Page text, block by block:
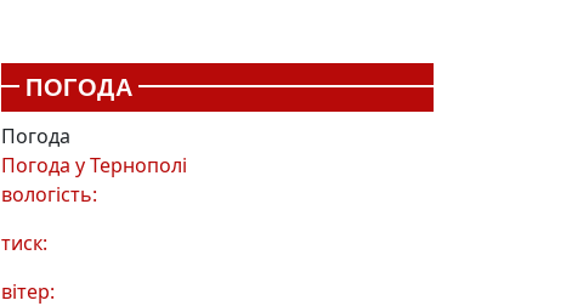
ПОГОДА
Погода
Погода уТернополі
вологість:
тиск:
вітер: